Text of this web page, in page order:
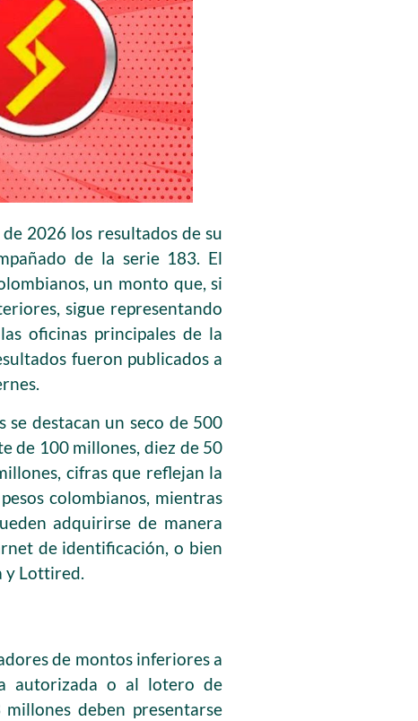
2026 los resultados de su
de la serie 183. El
un monto que, si
sigue representando
oficinas principales de la
fueron publicados a
destacan un seco de 500
de 100 millones, diez de 50
cifras que reflejan la
colombianos, mientras
adquirirse de manera
de identificación, o bien
y Lottired.
de montos inferiores a
autorizada o al lotero de
deben presentarse